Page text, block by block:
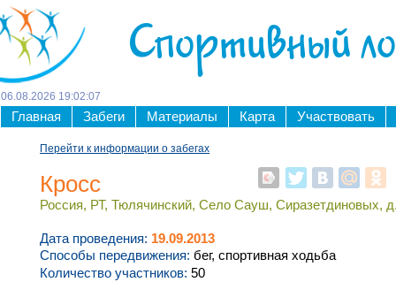
Спортивный
06 08 2026 19:02:07
Главная Забеги Материалы Карта Участвовать
Перейти к информации о забегах
Кросс
Россия, РТ, Тюлячинский, Село Сауш, Сиразетдиновых,
Дата проведения: 19.09.2013
Способы передвижения: бег, спортивная ходьба
Количество участников: 50